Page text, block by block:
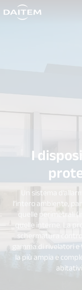
search.label
I
Un sistema
l’intero ambiente,
quelle perimetrali
quelle interne. La
schermatura
gamma di rivelatori
la più ampia e